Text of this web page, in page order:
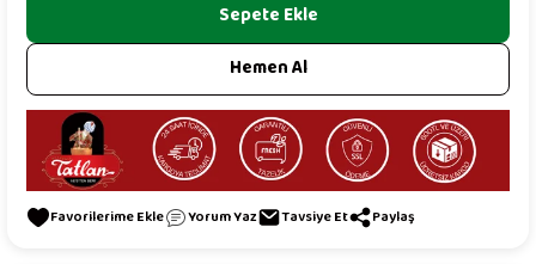
Sepete Ekle
Hemen Al
Yorum Yaz Tavsiye Et Paylaş